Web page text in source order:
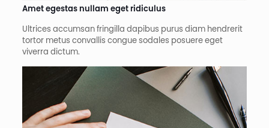
Amet egestas nullam eget ridiculus
Ultrices accumsan fringilla dapibus purus diam hendrerit
tortor metus convallis congue sodales posuere eget
viverra dictum.